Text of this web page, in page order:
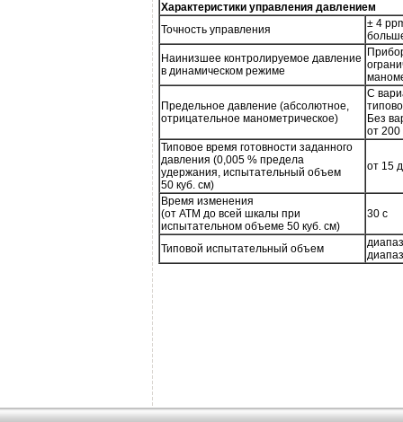
Характеристики управления давлением
Точность управления
± 4
Наинизшее контролируемое давление
в динамическом режиме
Предельное давление (абсолютное,
отрицательное манометрическое)
С
Без
от 200
Типовое время готовности заданного
давления (0,005 % предела
удержания, испытательный объем
50 куб. см)
от 15
Время изменения
(от АТМ до всей шкалы при
испытательном объеме 50 куб. см)
30 с
Типовой испытательный объем